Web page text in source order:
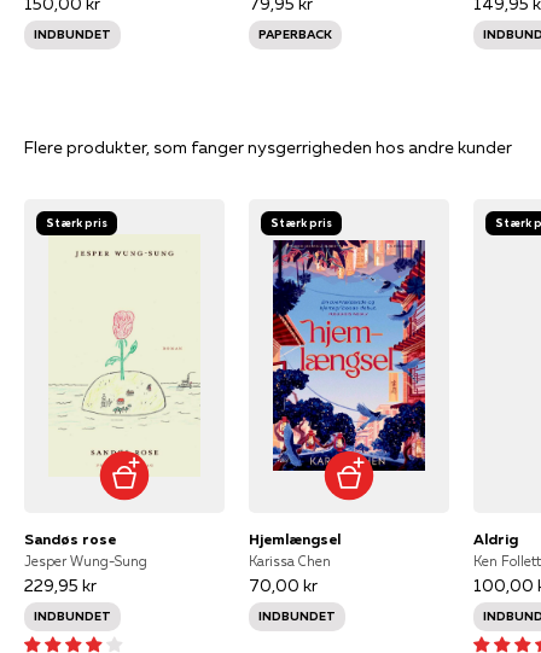
INDBUNDET PAPERBACK
Flere produkter, som fanger nysgerrigheden hos andre kunder
Stærk pris
Sandøs rose
Jesper Wung-Sung
229,95 kr
INDBUNDET
Stærk pris
Hjemlængsel
Karissa Chen
70,00 kr
INDBUNDET
Stærk
Aldrig
Ken Follett
100,00